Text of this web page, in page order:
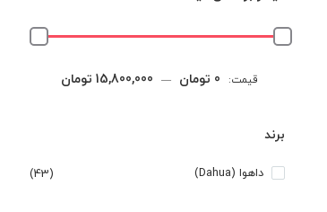
حداقل
حداكثر
قيمت: 0 تومان — 15,800,000 تومان
برند
داهوا (Dahua) (43)